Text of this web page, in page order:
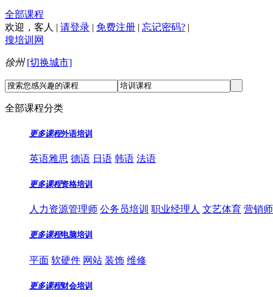
全部课程
欢迎， 客人 | 请登录 | 免费注册 | 忘记密码? |
搜培训网
徐州 [切换城市]
全部课程分类
更多课程外语培训
英语雅思 德语 日语 韩语 法语
更多课程资格培训
人力资源管理师 公务员培训 职业经理人 文艺体育 营销
更多课程电脑培训
平面 软硬件 网站 装饰 维修
更多课程财会培训